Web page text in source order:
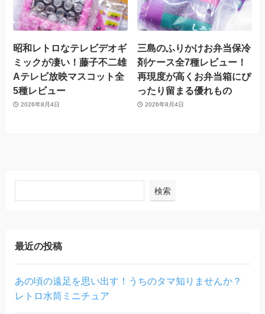
昭和レトロなテレビデオギ
ミックが凄い！藤子不二雄
Aテレビ放映マスコット全
5種レビュー
2026年8月4日
三島のふりかけお弁当保冷
剤ケース全7種レビュー！
再現度が高くお弁当箱にぴ
ったり留まる優れもの
2026年8月4日
検索
最近の投稿
あの頃の遠足を思い出す！うちのタマ知りませんか？
レトロ水筒ミニチュア